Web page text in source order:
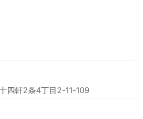
四軒2条4丁目2-11-109